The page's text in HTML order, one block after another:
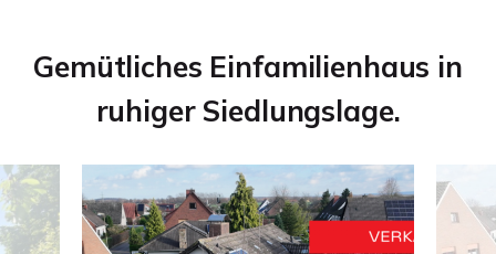
Gemütliches Einfamilienhaus in
ruhiger Siedlungslage.